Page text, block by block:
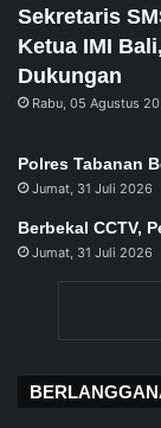
Sekretaris
Ketua IMI
Dukungan
Rabu, 05 Agustus
Polres Tabanan
Jumat, 31 Juli 2026
Berbekal CCTV,
Jumat, 31 Juli 2026